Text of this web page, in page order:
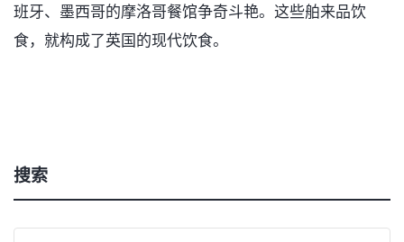
班牙、墨西哥的摩洛哥餐馆争奇斗艳。这些舶来品饮
食，就构成了英国的现代饮食。
搜索